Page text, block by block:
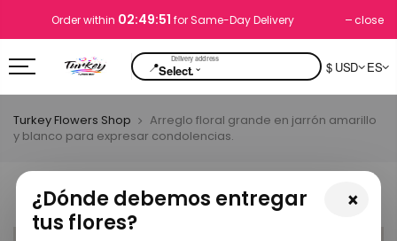
Order within 02:49:51 for Same-Day Delivery close
📍Select.⌄ $ USD ES
×
¿Dónde debemos entregar
tus flores?
Turkey Flowers Shop
Arreglo floral grande en jarrón amarillo
y blanco para expresar condolencias.